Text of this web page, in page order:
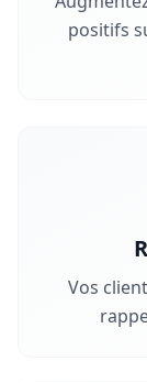
positifs
Vos